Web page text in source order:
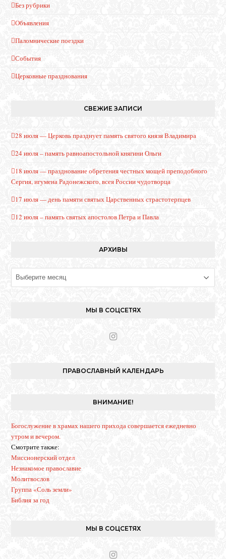
Без рубрики
Объявления
Паломнические поездки
События
Церковные празднования
СВЕЖИЕ ЗАПИСИ
28 июля — Церковь празднует память святого князя Владимира
24 июля – память равноапостольной княгини Ольги
18 июля — празднование обретения честных мощей преподобного
Сергия, игумена Радонежского, всея России чудотворца
17 июля — день памяти святых Царственных страстотерпцев
12 июля – память святых апостолов Петра и Павла
АРХИВЫ
Архивы
МЫ В СОЦСЕТЯХ
I
t
a
ПРАВОСЛАВНЫЙ КАЛЕНДАРЬ
ВНИМАНИЕ!
Богослужение в храмах нашего прихода совершается ежедневно
утром и вечером.
Смотрите также:
Миссионерский отдел
Незнакомое православие
Молитвослов
Группа «Соль земли»
Библия за год
МЫ В СОЦСЕТЯХ